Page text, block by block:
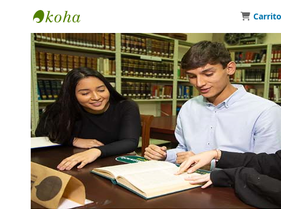
Biblioteca Universidad Monteávila
Carrito